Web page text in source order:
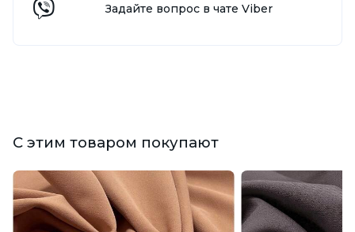
Задайте вопрос в чате Viber
С этим товаром покупают